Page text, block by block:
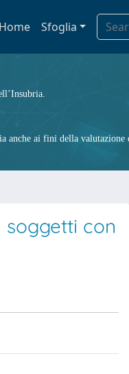
Home Sfoglia
anche ai fini della valutazione
con